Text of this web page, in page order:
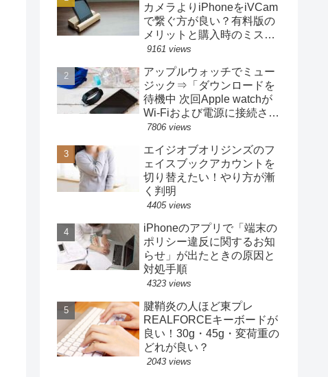
カメラよりiPhoneをiVCam
で繋ぐ方が良い？有料版の
メリットと購入時のミスと
キャンセル
9161 views
アップルウォッチでミュー
ジック⇒「ダウンロードを
待機中 次回Apple watchが
Wi-Fiおよび電源に接続され
たときにダウンロードされ
再開されない⇒再開は
iPhoneから操作
7806 views
エイジオブオリジンズのフ
ェイスブックアカウントを
切り替えたい！やり方が漸
く判明
4405 views
iPhoneのアプリで「端末の
ポリシー違反に関するお知
らせ」が出たときの原因と
対処手順
4323 views
腱鞘炎の人ほど東プレ
REALFORCEキーボードが
良い！30g・45g・変荷重の
どれが良い？
2043 views